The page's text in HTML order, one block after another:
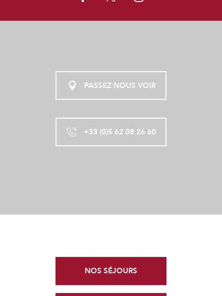
PASSEZ NOUS VOIR
+33 (0)5 62 08 26 60
NOS SÉJOURS